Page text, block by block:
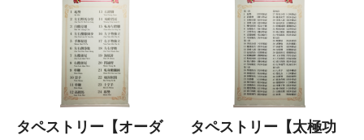
タペストリー【オーダ
タペストリー【太極功